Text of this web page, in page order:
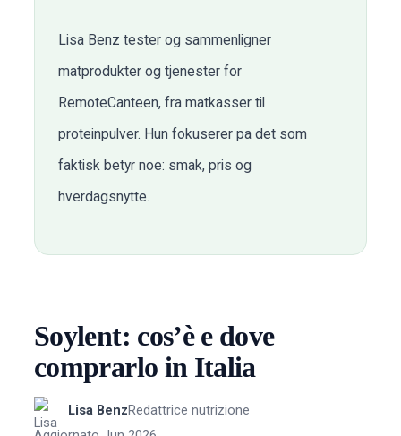
Lisa Benz tester og sammenligner
matprodukter og tjenester for
RemoteCanteen, fra matkasser til
proteinpulver. Hun fokuserer pa det som
faktisk betyr noe: smak, pris og
hverdagsnytte.
Soylent: cos’è e dove
comprarlo in Italia
Lisa BenzRedattrice nutrizione